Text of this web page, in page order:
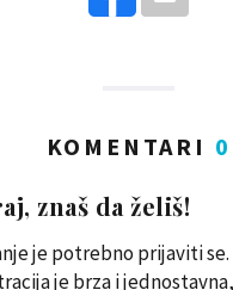
KOMENTARI 0
znaš da želiš!
je potrebno prijaviti
je brza i